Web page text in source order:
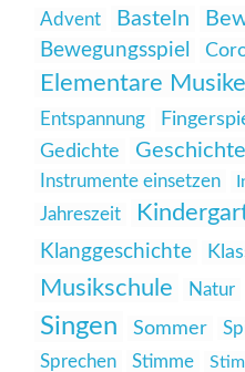
Advent Basteln
Bewegungsspiel
Elementare
Entspannung
Gedichte Geschichte
Instrumente einsetzen
Jahreszeit
Klanggeschichte
Musikschule Natur
Singen Sommer
Sprechen
Stimme